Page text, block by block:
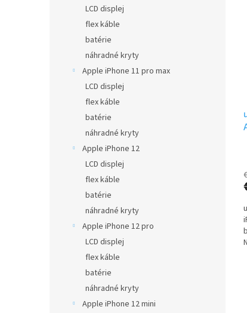
LCD displej
flex káble
batérie
náhradné kryty
Apple iPhone 11 pro max
LCD displej
flex káble
batérie
náhradné kryty
Apple iPhone 12
LCD displej
flex káble
batérie
náhradné kryty
Apple iPhone 12 pro
LCD displej
flex káble
batérie
náhradné kryty
Apple iPhone 12 mini